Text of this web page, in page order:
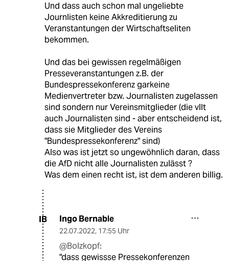
Und dass auch schon mal ungeliebte
Journlisten keine Akkreditierung zu
Veranstantungen der Wirtschaftseliten
bekommen.
Und das bei gewissen regelmäßigen
Presseveranstantungen z.B. der
Bundespressekonferenz garkeine
Medienvertreter bzw. Journalisten zugelassen
sind sondern nur Vereinsmitglieder (die vllt
auch Journalisten sind - aber entscheidend ist,
dass sie Mitglieder des Vereins
"Bundespressekonferenz" sind)
Also was ist jetzt so ungewöhnlich daran, dass
die AfD nicht alle Journalisten zulässt ?
Was dem einen recht ist, ist dem anderen billig.
IB Ingo Bernable
22.07.2022, 17:55 Uhr
@Bolzkopf:
"dass gewissse Pressekonferenzen